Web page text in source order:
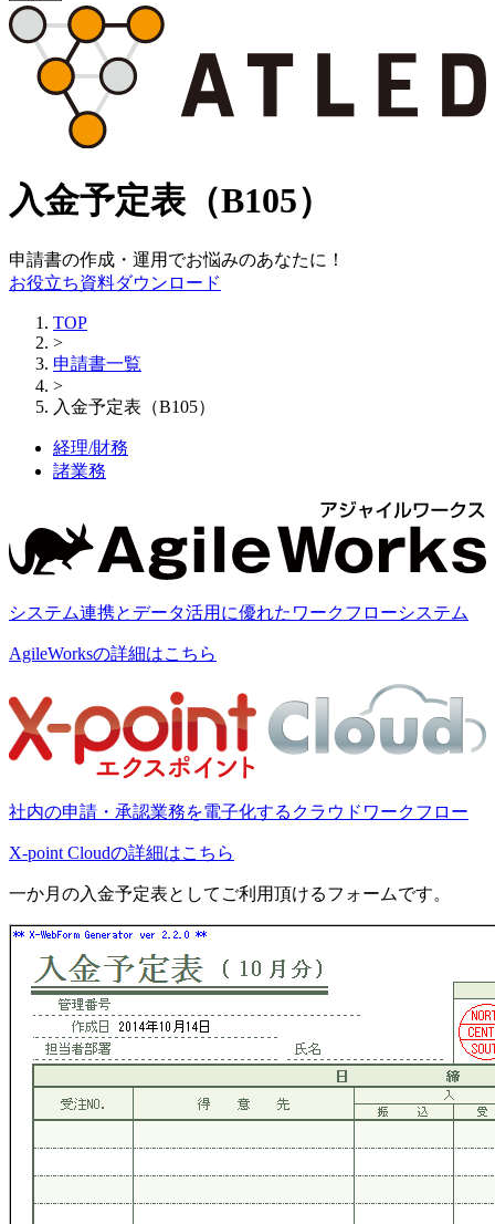
入金予定表（B105）
申請書の作成・運用でお悩みのあなたに！
お役立ち資料ダウンロード
TOP
>
申請書一覧
>
入金予定表（B105）
経理/財務
諸業務
システム連携とデータ活用に優れたワークフローシステム
AgileWorksの詳細はこちら
社内の申請・承認業務を電子化するクラウドワークフロー
X-point Cloudの詳細はこちら
一か月の入金予定表としてご利用頂けるフォームです。